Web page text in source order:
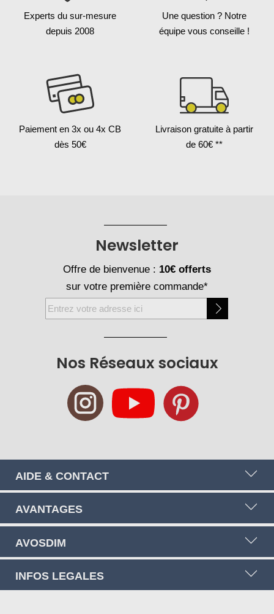
Experts du sur-mesure
depuis 2008
Une question ? Notre
équipe vous conseille !
Paiement en 3x ou 4x CB
dès 50€
Livraison gratuite à partir
de 60€ **
Nos Réseaux sociaux
Newsletter
Offre de bienvenue : 10€ offerts
sur votre première commande*
Inscription
à
AIDE & CONTACT
AVANTAGES
AVOSDIM
INFOS LEGALES